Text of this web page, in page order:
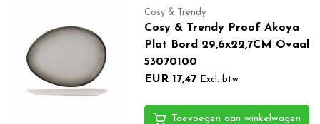
Cosy & Trendy
Cosy & Trendy Proof Akoya
Plat Bord 29,6x22,7CM Ovaal
53070100
EUR 17,47
Excl. btw
Toevoegen aan winkelwagen